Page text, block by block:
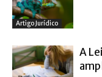
Artigo Jurídico
A